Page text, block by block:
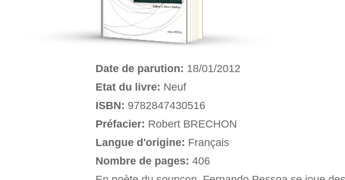
Date de parution: 18/01/2012
Etat du livre: Neuf
ISBN: 9782847430516
Préfacier: Robert BRECHON
Langue d'origine: Français
Nombre de pages: 406